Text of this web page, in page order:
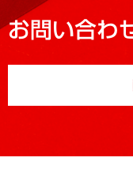
お問い合わ